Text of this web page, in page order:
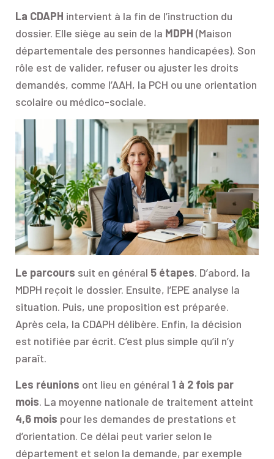
La CDAPH intervient à la fin de l’instruction du
dossier. Elle siège au sein de la MDPH (Maison
départementale des personnes handicapées). Son
rôle est de valider, refuser ou ajuster les droits
demandés, comme l’AAH, la PCH ou une orientation
scolaire ou médico-sociale.
Le parcours suit en général 5 étapes. D’abord, la
MDPH reçoit le dossier. Ensuite, l’EPE analyse la
situation. Puis, une proposition est préparée.
Après cela, la CDAPH délibère. Enfin, la décision
est notifiée par écrit. C’est plus simple qu’il n’y
paraît.
Les réunions ont lieu en général 1 à 2 fois par
mois. La moyenne nationale de traitement atteint
4,6 mois pour les demandes de prestations et
d’orientation. Ce délai peut varier selon le
département et selon la demande, par exemple